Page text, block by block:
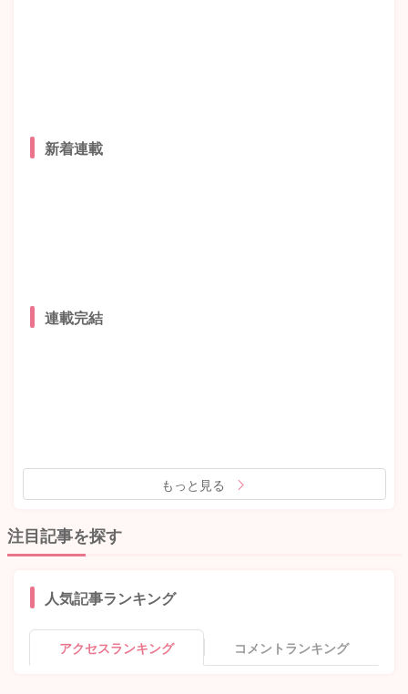
新着連載
連載完結
もっと見る
注目記事を探す
人気記事ランキング
アクセスランキング コメントランキング